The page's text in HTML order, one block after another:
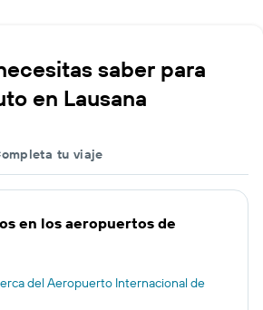
saber para
en Lausana
tu viaje
en los aeropuertos de
del Aeropuerto Internacional de